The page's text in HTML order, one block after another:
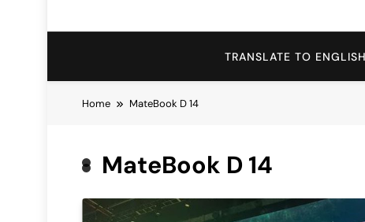
TRANSLATE TO ENGLISH
Home MateBook D 14
MateBook D 14